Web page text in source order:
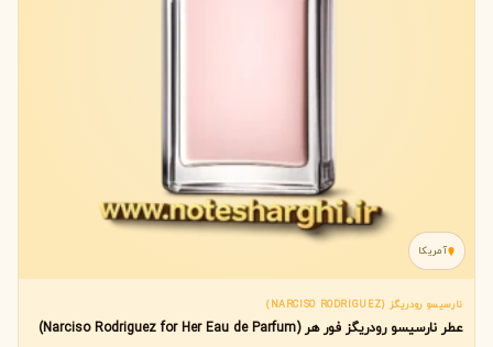
آمریکا
نارسیسو رودریگز (NARCISO RODRIGUEZ)
عطر نارسیسو رودریگز فور هر (Narciso Rodriguez for Her Eau de Parfum)